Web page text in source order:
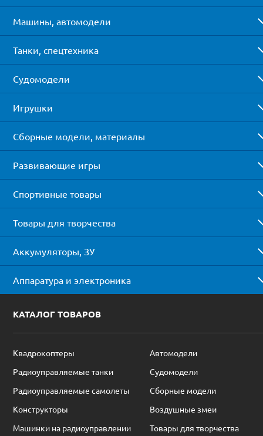
Машины, автомодели
Танки, спецтехника
Судомодели
Игрушки
Сборные модели, материалы
Развивающие игры
Спортивные товары
Товары для творчества
Аккумуляторы, ЗУ
Аппаратура и электроника
КАТАЛОГ ТОВАРОВ
Квадрокоптеры
Автомодели
Радиоуправляемые танки
Судомодели
Радиоуправляемые самолеты
Сборные модели
Конструкторы
Воздушные змеи
Машинки на радиоуправлении
Товары для творчества